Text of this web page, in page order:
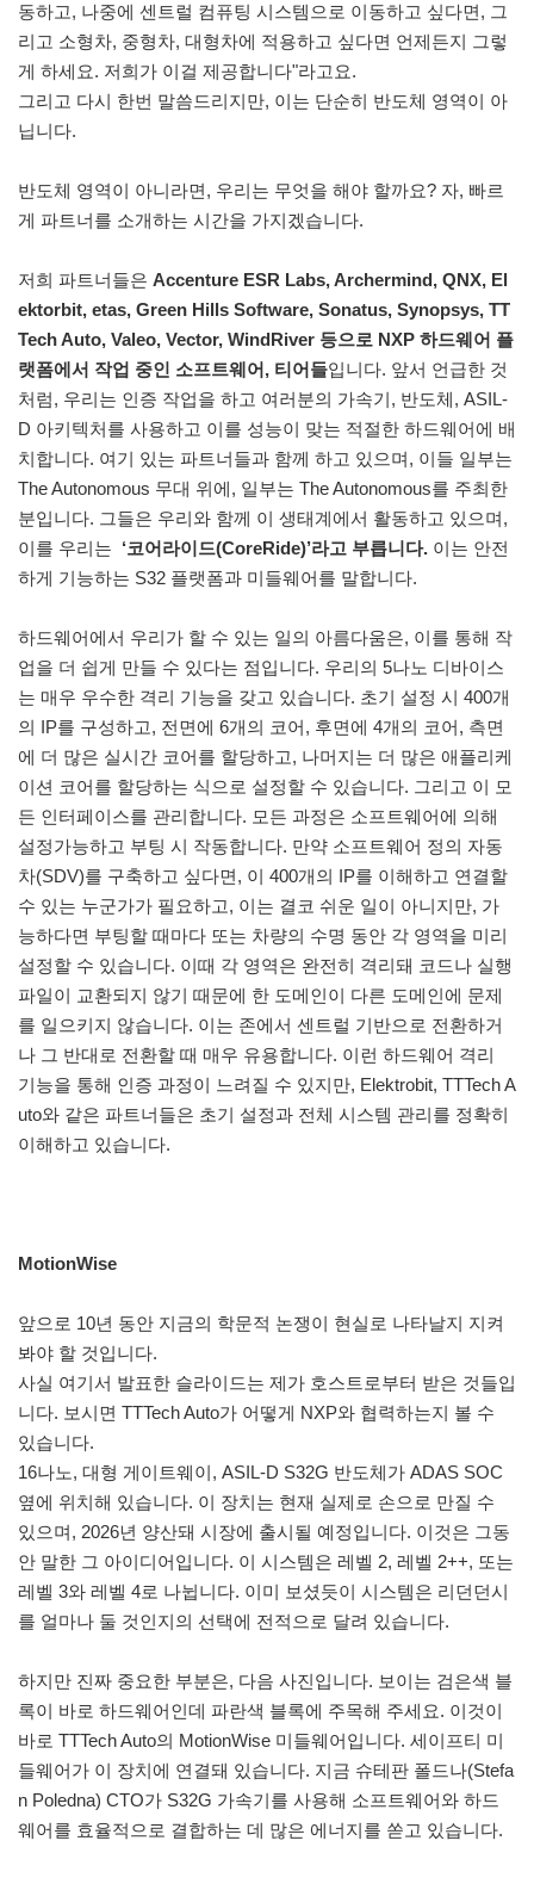
동하고, 나중에 센트럴 컴퓨팅 시스템으로 이동하고 싶다면, 그
리고 소형차, 중형차, 대형차에 적용하고 싶다면 언제든지 그렇
게 하세요. 저희가 이걸 제공합니다"라고요.
그리고 다시 한번 말씀드리지만, 이는 단순히 반도체 영역이 아
닙니다.
반도체 영역이 아니라면, 우리는 무엇을 해야 할까요? 자, 빠르
게 파트너를 소개하는 시간을 가지겠습니다.
저희 파트너들은 Accenture ESR Labs, Archermind, QNX, El
ektorbit, etas, Green Hills Software, Sonatus, Synopsys, TT
Tech Auto, Valeo, Vector, WindRiver 등으로 NXP 하드웨어 플
랫폼에서 작업 중인 소프트웨어, 티어들입니다. 앞서 언급한 것
처럼, 우리는 인증 작업을 하고 여러분의 가속기, 반도체, ASIL-
D 아키텍처를 사용하고 이를 성능이 맞는 적절한 하드웨어에 배
치합니다. 여기 있는 파트너들과 함께 하고 있으며, 이들 일부는
The Autonomous 무대 위에, 일부는 The Autonomous를 주최한
분입니다. 그들은 우리와 함께 이 생태계에서 활동하고 있으며,
이를 우리는 ‘코어라이드(CoreRide)’라고 부릅니다. 이는 안전
하게 기능하는 S32 플랫폼과 미들웨어를 말합니다.
하드웨어에서 우리가 할 수 있는 일의 아름다움은, 이를 통해 작
업을 더 쉽게 만들 수 있다는 점입니다. 우리의 5나노 디바이스
는 매우 우수한 격리 기능을 갖고 있습니다. 초기 설정 시 400개
의 IP를 구성하고, 전면에 6개의 코어, 후면에 4개의 코어, 측면
에 더 많은 실시간 코어를 할당하고, 나머지는 더 많은 애플리케
이션 코어를 할당하는 식으로 설정할 수 있습니다. 그리고 이 모
든 인터페이스를 관리합니다. 모든 과정은 소프트웨어에 의해
설정가능하고 부팅 시 작동합니다. 만약 소프트웨어 정의 자동
차(SDV)를 구축하고 싶다면, 이 400개의 IP를 이해하고 연결할
수 있는 누군가가 필요하고, 이는 결코 쉬운 일이 아니지만, 가
능하다면 부팅할 때마다 또는 차량의 수명 동안 각 영역을 미리
설정할 수 있습니다. 이때 각 영역은 완전히 격리돼 코드나 실행
파일이 교환되지 않기 때문에 한 도메인이 다른 도메인에 문제
를 일으키지 않습니다. 이는 존에서 센트럴 기반으로 전환하거
나 그 반대로 전환할 때 매우 유용합니다. 이런 하드웨어 격리
기능을 통해 인증 과정이 느려질 수 있지만, Elektrobit, TTTech A
uto와 같은 파트너들은 초기 설정과 전체 시스템 관리를 정확히
이해하고 있습니다.
MotionWise
앞으로 10년 동안 지금의 학문적 논쟁이 현실로 나타날지 지켜
봐야 할 것입니다.
사실 여기서 발표한 슬라이드는 제가 호스트로부터 받은 것들입
니다. 보시면 TTTech Auto가 어떻게 NXP와 협력하는지 볼 수
있습니다.
16나노, 대형 게이트웨이, ASIL-D S32G 반도체가 ADAS SOC
옆에 위치해 있습니다. 이 장치는 현재 실제로 손으로 만질 수
있으며, 2026년 양산돼 시장에 출시될 예정입니다. 이것은 그동
안 말한 그 아이디어입니다. 이 시스템은 레벨 2, 레벨 2++, 또는
레벨 3와 레벨 4로 나뉩니다. 이미 보셨듯이 시스템은 리던던시
를 얼마나 둘 것인지의 선택에 전적으로 달려 있습니다.
하지만 진짜 중요한 부분은, 다음 사진입니다. 보이는 검은색 블
록이 바로 하드웨어인데 파란색 블록에 주목해 주세요. 이것이
바로 TTTech Auto의 MotionWise 미들웨어입니다. 세이프티 미
들웨어가 이 장치에 연결돼 있습니다. 지금 슈테판 폴드나(Stefa
n Poledna) CTO가 S32G 가속기를 사용해 소프트웨어와 하드
웨어를 효율적으로 결합하는 데 많은 에너지를 쏟고 있습니다.